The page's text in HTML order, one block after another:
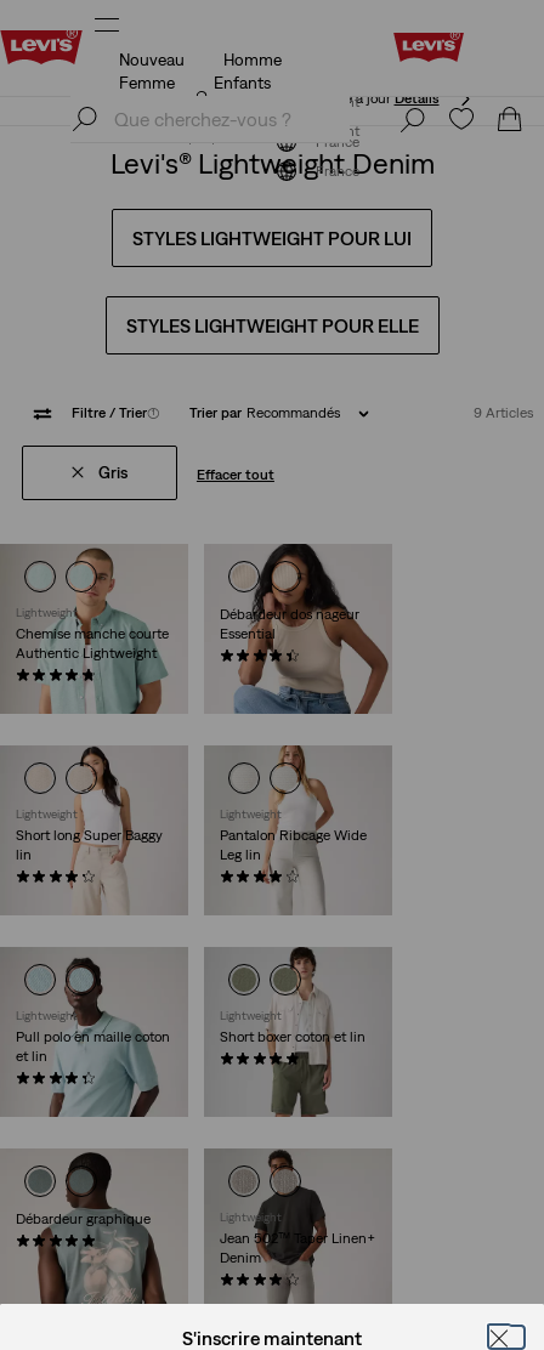
Unidays: Les étudiants bénéficient de -20%
S'inscrire maintenant
France
Nouveau
Homme
Femme
Enfants
Unidays: Les étudiants bénéficient de -20%Détails
S'inscrire maintenant
France
Levi's® Lightweight Denim
STYLES LIGHTWEIGHT POUR LUI
STYLES LIGHTWEIGHT POUR ELLE
Filtre / Trier(1) Trier par Recommandés 9 Articles
Gris Effacer tout
Lightweight
Chemise manche courte
Authentic Lightweight
59,00 €
Débardeur dos nageur
Essential
27,00 €
Lightweight
Short long Super Baggy
lin
Lightweight
Pantalon Ribcage Wide
Leg lin
(1114)
Lightweight
Pull polo en maille coton
et lin
(11)
65,00 €
Lightweight
Short boxer coton et lin
Débardeur graphique
(2)
25,00 €
Lightweight
Jean 502™ Taper Linen+
Denim
(125)
Sale
is
60,00 €
Original
was
120,00 €
S'inscrire maintenant